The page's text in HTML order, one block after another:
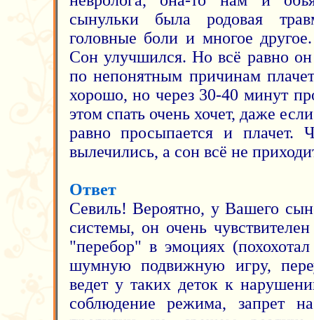
сынульки была родовая
головные боли и многое
Сон улучшился. Но всё равно он
по непонятным причинам
хорошо, но через 30-40 минут
этом спать очень хочет, даже
равно просыпается и
вылечились, а сон всё не
Ответ
Севиль! Вероятно, у Вашего
системы, он очень
"перебор" в эмоциях
шумную подвижную игру,
ведет у таких деток к
соблюдение режима, запрет